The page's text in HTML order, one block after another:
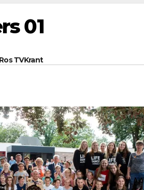
01
TVKrant